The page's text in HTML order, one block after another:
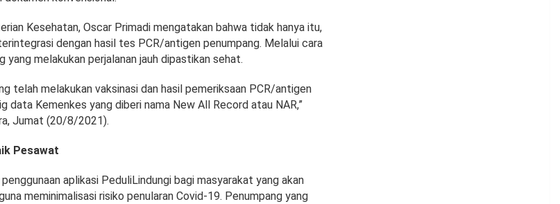
Kesehatan, Oscar Primadi mengatakan bahwa tidak hanya itu,
dengan hasil tes PCR/antigen penumpang. Melalui cara
yang melakukan perjalanan jauh dipastikan sehat.
telah melakukan vaksinasi dan hasil pemeriksaan PCR/antigen
data Kemenkes yang diberi nama New All Record atau NAR,”
Jumat (20/8/2021).
Pesawat
aplikasi PeduliLindungi bagi masyarakat yang akan
meminimalisasi risiko penularan Covid-19. Penumpang yang